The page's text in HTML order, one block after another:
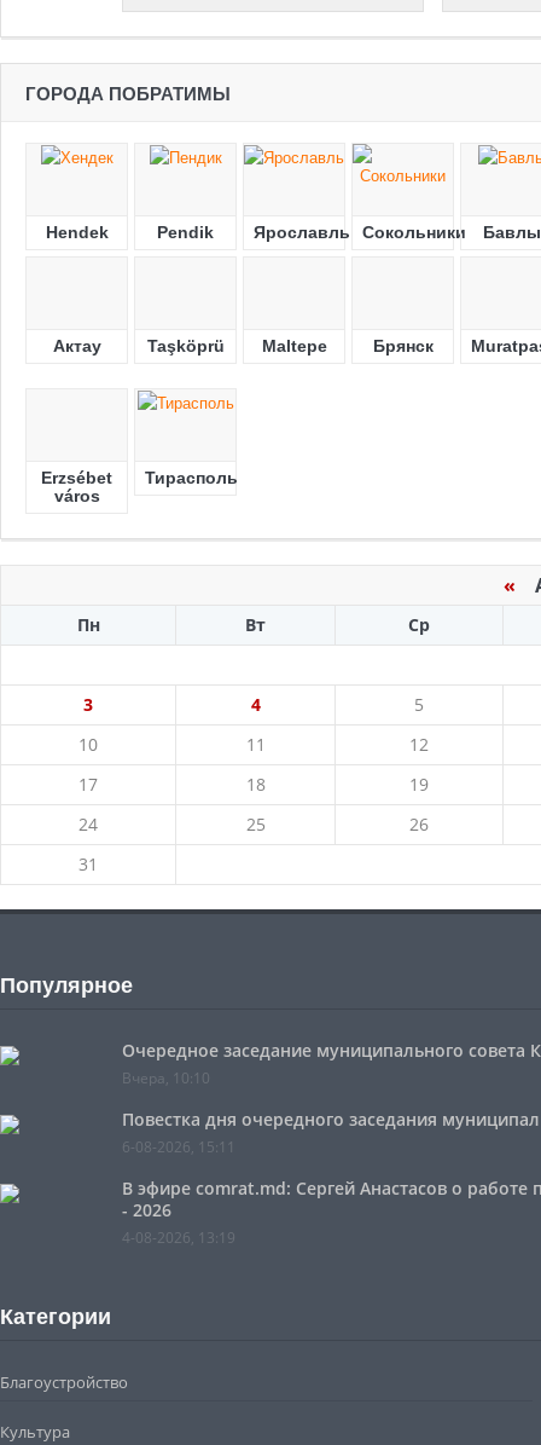
ГОРОДА ПОБРАТИМЫ
Hendek Pendik Ярославль Сокольники Бавлы
Актау Taşköprü Maltepe Брянск
Erzsébet
város
Тирасполь
«
Пн Вт Ср
3 4
5
10
11
12
17
18
19
24
25
26
31
Популярное
Очередное заседание муниципального совета
Вчера, 10:10
Повестка дня очередного заседания
6-08-2026, 15:11
В эфире comrat.md: Сергей Анастасов о
- 2026
4-08-2026, 13:19
Категории
Благоустройство
Культура